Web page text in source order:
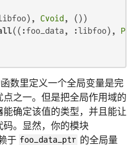
Cvoid , ())
((:foo_data, :libfoo), Ptr
数里定义一个全局变量是完
之一。但是把全局作用域的
确定该值的类型，并且能让
码。显然，你的模块
于 foo_data_ptr 的全局量